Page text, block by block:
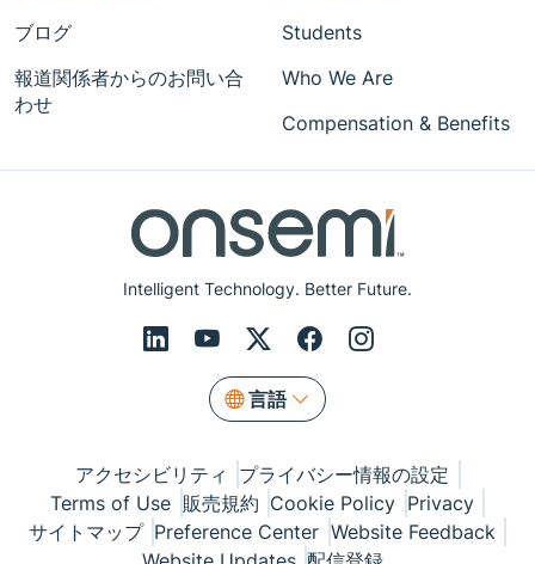
Intelligent Technology. Better Future.
言語
ブログ
報道関係者からのお問い合
わせ
Students
Who We Are
Compensation & Benefits
アクセシビリティ
プライバシー情報の設定
Terms of Use 販売規約 Cookie Policy Privacy
サイトマップ Preference Center Website Feedback